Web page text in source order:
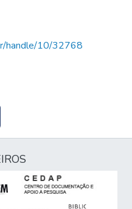
handle/10/32768